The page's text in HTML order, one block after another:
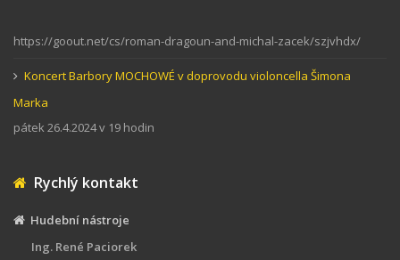
https://goout.net/cs/roman-dragoun-and-michal-zacek/szjvhdx/
Koncert Barbory MOCHOWÉ v doprovodu violoncella Šimona
Marka
pátek 26.4.2024 v 19 hodin
Rychlý kontakt
Hudební nástroje
Ing. René Paciorek